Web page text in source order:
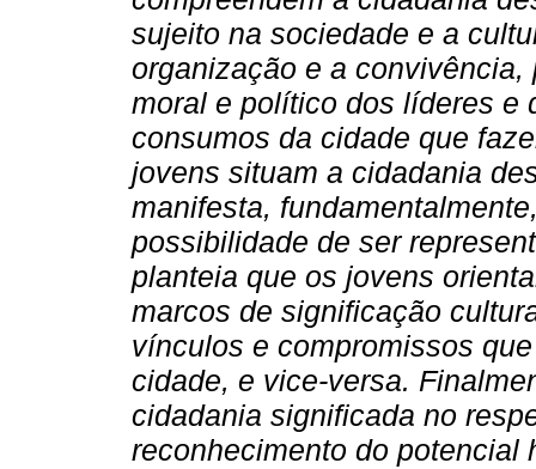
sujeito na sociedade e a
organização e a
moral e político dos líderes e
consumos da cidade que
jovens situam a cidadania
manifesta,
possibilidade de ser
planteia que os jovens
marcos de significação
vínculos e compromissos
cidade, e vice-versa.
cidadania significada no
reconhecimento do potencial